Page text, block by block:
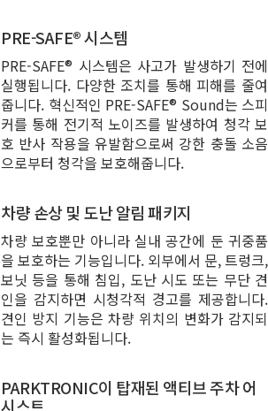
PRE-SAFE® 시스템
PRE-SAFE® 시스템은 사고가 발생하기 전에
실행됩니다. 다양한 조치를 통해 피해를 줄여
줍니다. 혁신적인 PRE-SAFE® Sound는 스피
커를 통해 전기적 노이즈를 발생하여 청각 보
호 반사 작용을 유발함으로써 강한 충돌 소음
으로부터 청각을 보호해줍니다.
차량 손상 및 도난 알림 패키지
차량 보호뿐만 아니라 실내 공간에 둔 귀중품
을 보호하는 기능입니다. 외부에서 문, 트렁크,
보닛 등을 통해 침입, 도난 시도 또는 무단 견
인을 감지하면 시청각적 경고를 제공합니다.
견인 방지 기능은 차량 위치의 변화가 감지되
는 즉시 활성화됩니다.
PARKTRONIC이 탑재된 액티브 주차 어
시스트